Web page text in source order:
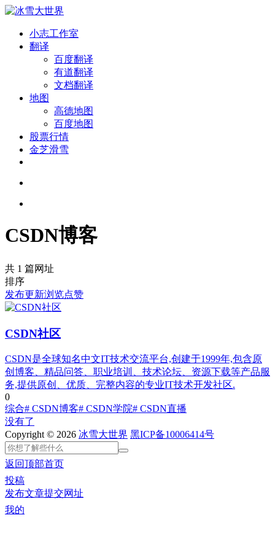
小志工作室
翻译
百度翻译
有道翻译
文档翻译
地图
高德地图
百度地图
股票行情
金芝滑雪
CSDN博客
共 1 篇网址
排序
发布更新浏览点赞
CSDN社区
CSDN是全球知名中文IT技术交流平台,创建于1999年,包含原
创博客、精品问答、职业培训、技术论坛、资源下载等产品服
务,提供原创、优质、完整内容的专业IT技术开发社区.
0
综合# CSDN博客# CSDN学院# CSDN直播
没有了
Copyright © 2026 冰雪大世界 黑ICP备10006414号
返回顶部首页
投稿
发布文章提交网址
我的